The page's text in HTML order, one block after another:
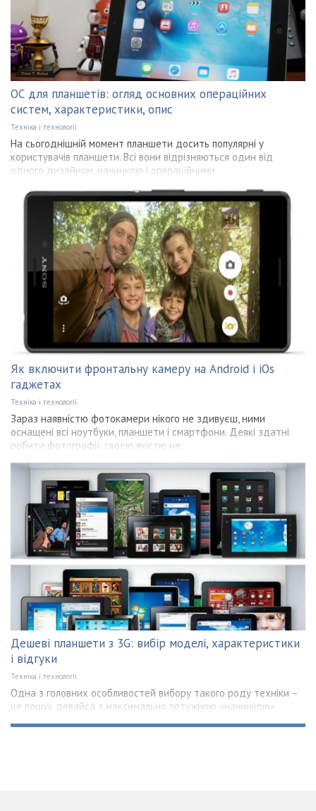
ОС для планшетів: огляд основних операційних
систем, характеристики, опис
Техніка і технології
На сьогоднішній момент планшети досить популярні у
користувачів планшети. Всі вони відрізняються один від
одного дизайном, начинкою і операційними
Як включити фронтальну камеру на Android і iOs
гаджетах
Техніка і технології
Зараз наявністю фотокамери нікого не здивуєш, ними
оснащені всі ноутбуки, планшети і смартфони. Деякі здатні
робити фотографії, своєю якістю не
Дешеві планшети з 3G: вибір моделі, характеристики
і відгуки
Техніка і технології
Одна з головних особливостей вибору такого роду техніки –
це пошук девайса з максимально потужною «начинкою» ...